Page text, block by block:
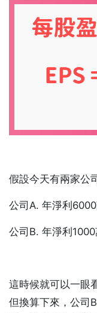
假設今天有兩家公
公司A. 年淨利
公司B. 年淨利
這時候就可以一眼
但換算下來，公司